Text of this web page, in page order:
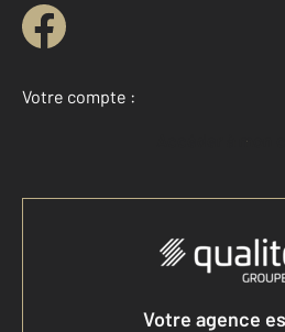
Votre compte :
Accéder à mon
Votre agence